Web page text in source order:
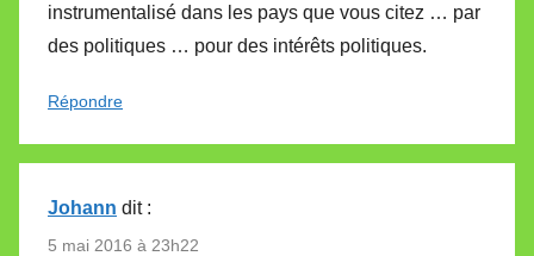
instrumentalisé dans les pays que vous citez … par
des politiques … pour des intérêts politiques.
Répondre
Johann dit :
5 mai 2016 à 23h22